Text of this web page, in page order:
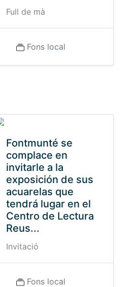
Full de mà
Fons local
Fontmunté se
complace en
invitarle a la
exposición de sus
acuarelas que
tendrá lugar en el
Centro de Lectura
Reus...
Invitació
Fons local